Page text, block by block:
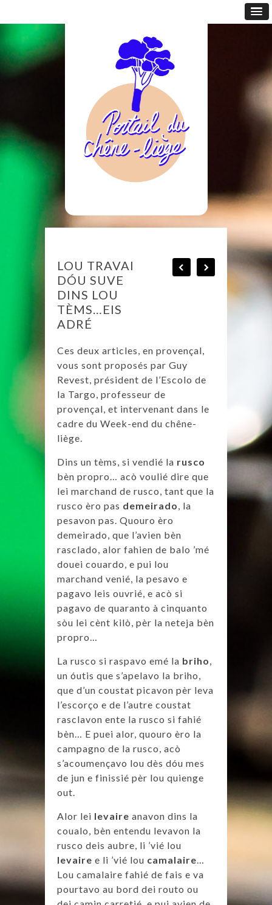
LOU TRAVAI
DÓU SUVE
DINS LOU
TÈMS…EIS
ADRÉ
Ces deux articles, en provençal,
vous sont proposés par Guy
Revest, président de l’Escolo de
la Targo, professeur de
provençal, et intervenant dans le
cadre du Week-end du chêne-
liège.
Dins un tèms, si vendié la rusco
bèn propro… acò voulié dire que
lei marchand de rusco, tant que la
rusco èro pas demeirado , la
pesavon pas. Quouro èro
demeirado, que l’avien bèn
rasclado, alor fahien de balo ’mé
douei couardo, e pui lou
marchand venié, la pesavo e
pagavo leis ouvrié, e acò si
pagavo de quaranto à cinquanto
sòu lei cènt kilò, pèr la neteja bèn
propro…
La rusco si raspavo emé la briho
un óutis que s’apelavo la briho,
que d’un coustat picavon pèr leva
l’escorço e de l’autre coustat
rasclavon ente la rusco si fahié
bèn… E puei alor, quouro èro la
campagno de la rusco, acò
s’acoumençavo lou dès dóu mes
de jun e finissié pèr lou quienge
out.
Alor lei levaire anavon dins la
coualo, bèn entendu levavon la
rusco deis aubre, li ’vié lou
levaire e li ’vié lou camalaire
Lou camalaire fahié de fais e va
pourtavo au bord dei routo ou